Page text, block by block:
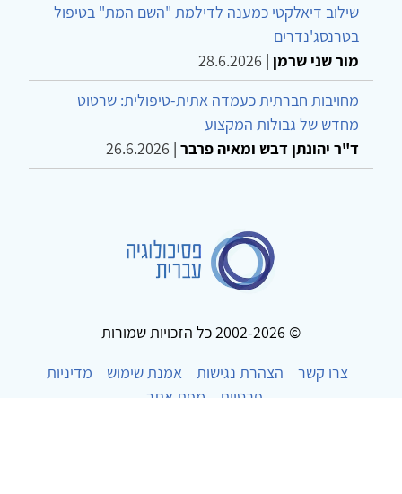
שילוב דיאלקטי כמענה לדילמת "השם המת" בטיפול
בטרנסג'נדרים
מור שני שרמן |
28.6.2026
מחויבות חברתית כעמדה אתית-טיפולית: שרטוט
מחדש של גבולות המקצוע
ד"ר יהונתן דבש ומאיה פרבר |
26.6.2026
© 2002-2026 כל הזכויות שמורות
צרו קשר
הצהרת נגישות אמנת שימוש
מדיניות
פרטיות
מפת אתר